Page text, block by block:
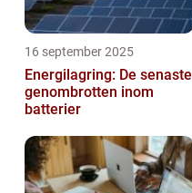
16 september 2025
Energilagring: De senaste
genombrotten inom
batterier